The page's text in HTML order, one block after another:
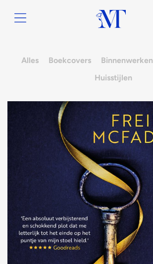
Alles Boekcovers Binnenwerken
Huisstijlen